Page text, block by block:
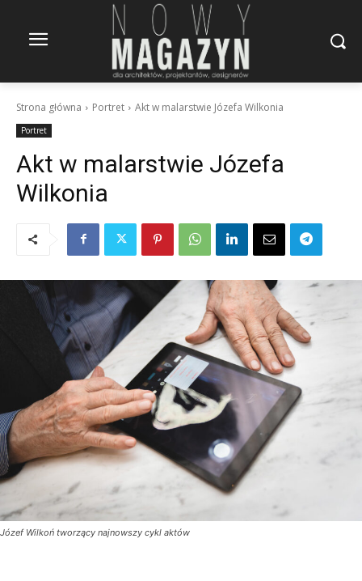
Strona główna Portret Akt w malarstwie Józefa Wilkonia
Portret
Akt w malarstwie Józefa
Wilkonia
Józef Wilkoń tworzący najnowszy cykl aktów